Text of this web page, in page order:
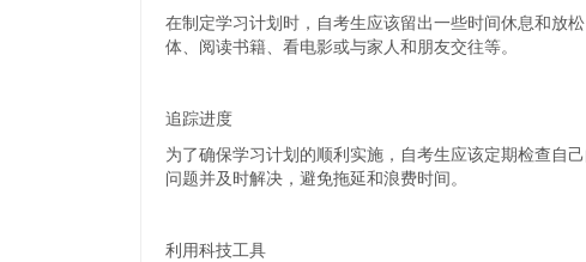
在制定学习计划时，自考生应该留出一些时间休息和放
体、阅读书籍、看电影或与家人和朋友交往等。
追踪进度
为了确保学习计划的顺利实施，自考生应该定期检查自
问题并及时解决，避免拖延和浪费时间。
利用科技工具